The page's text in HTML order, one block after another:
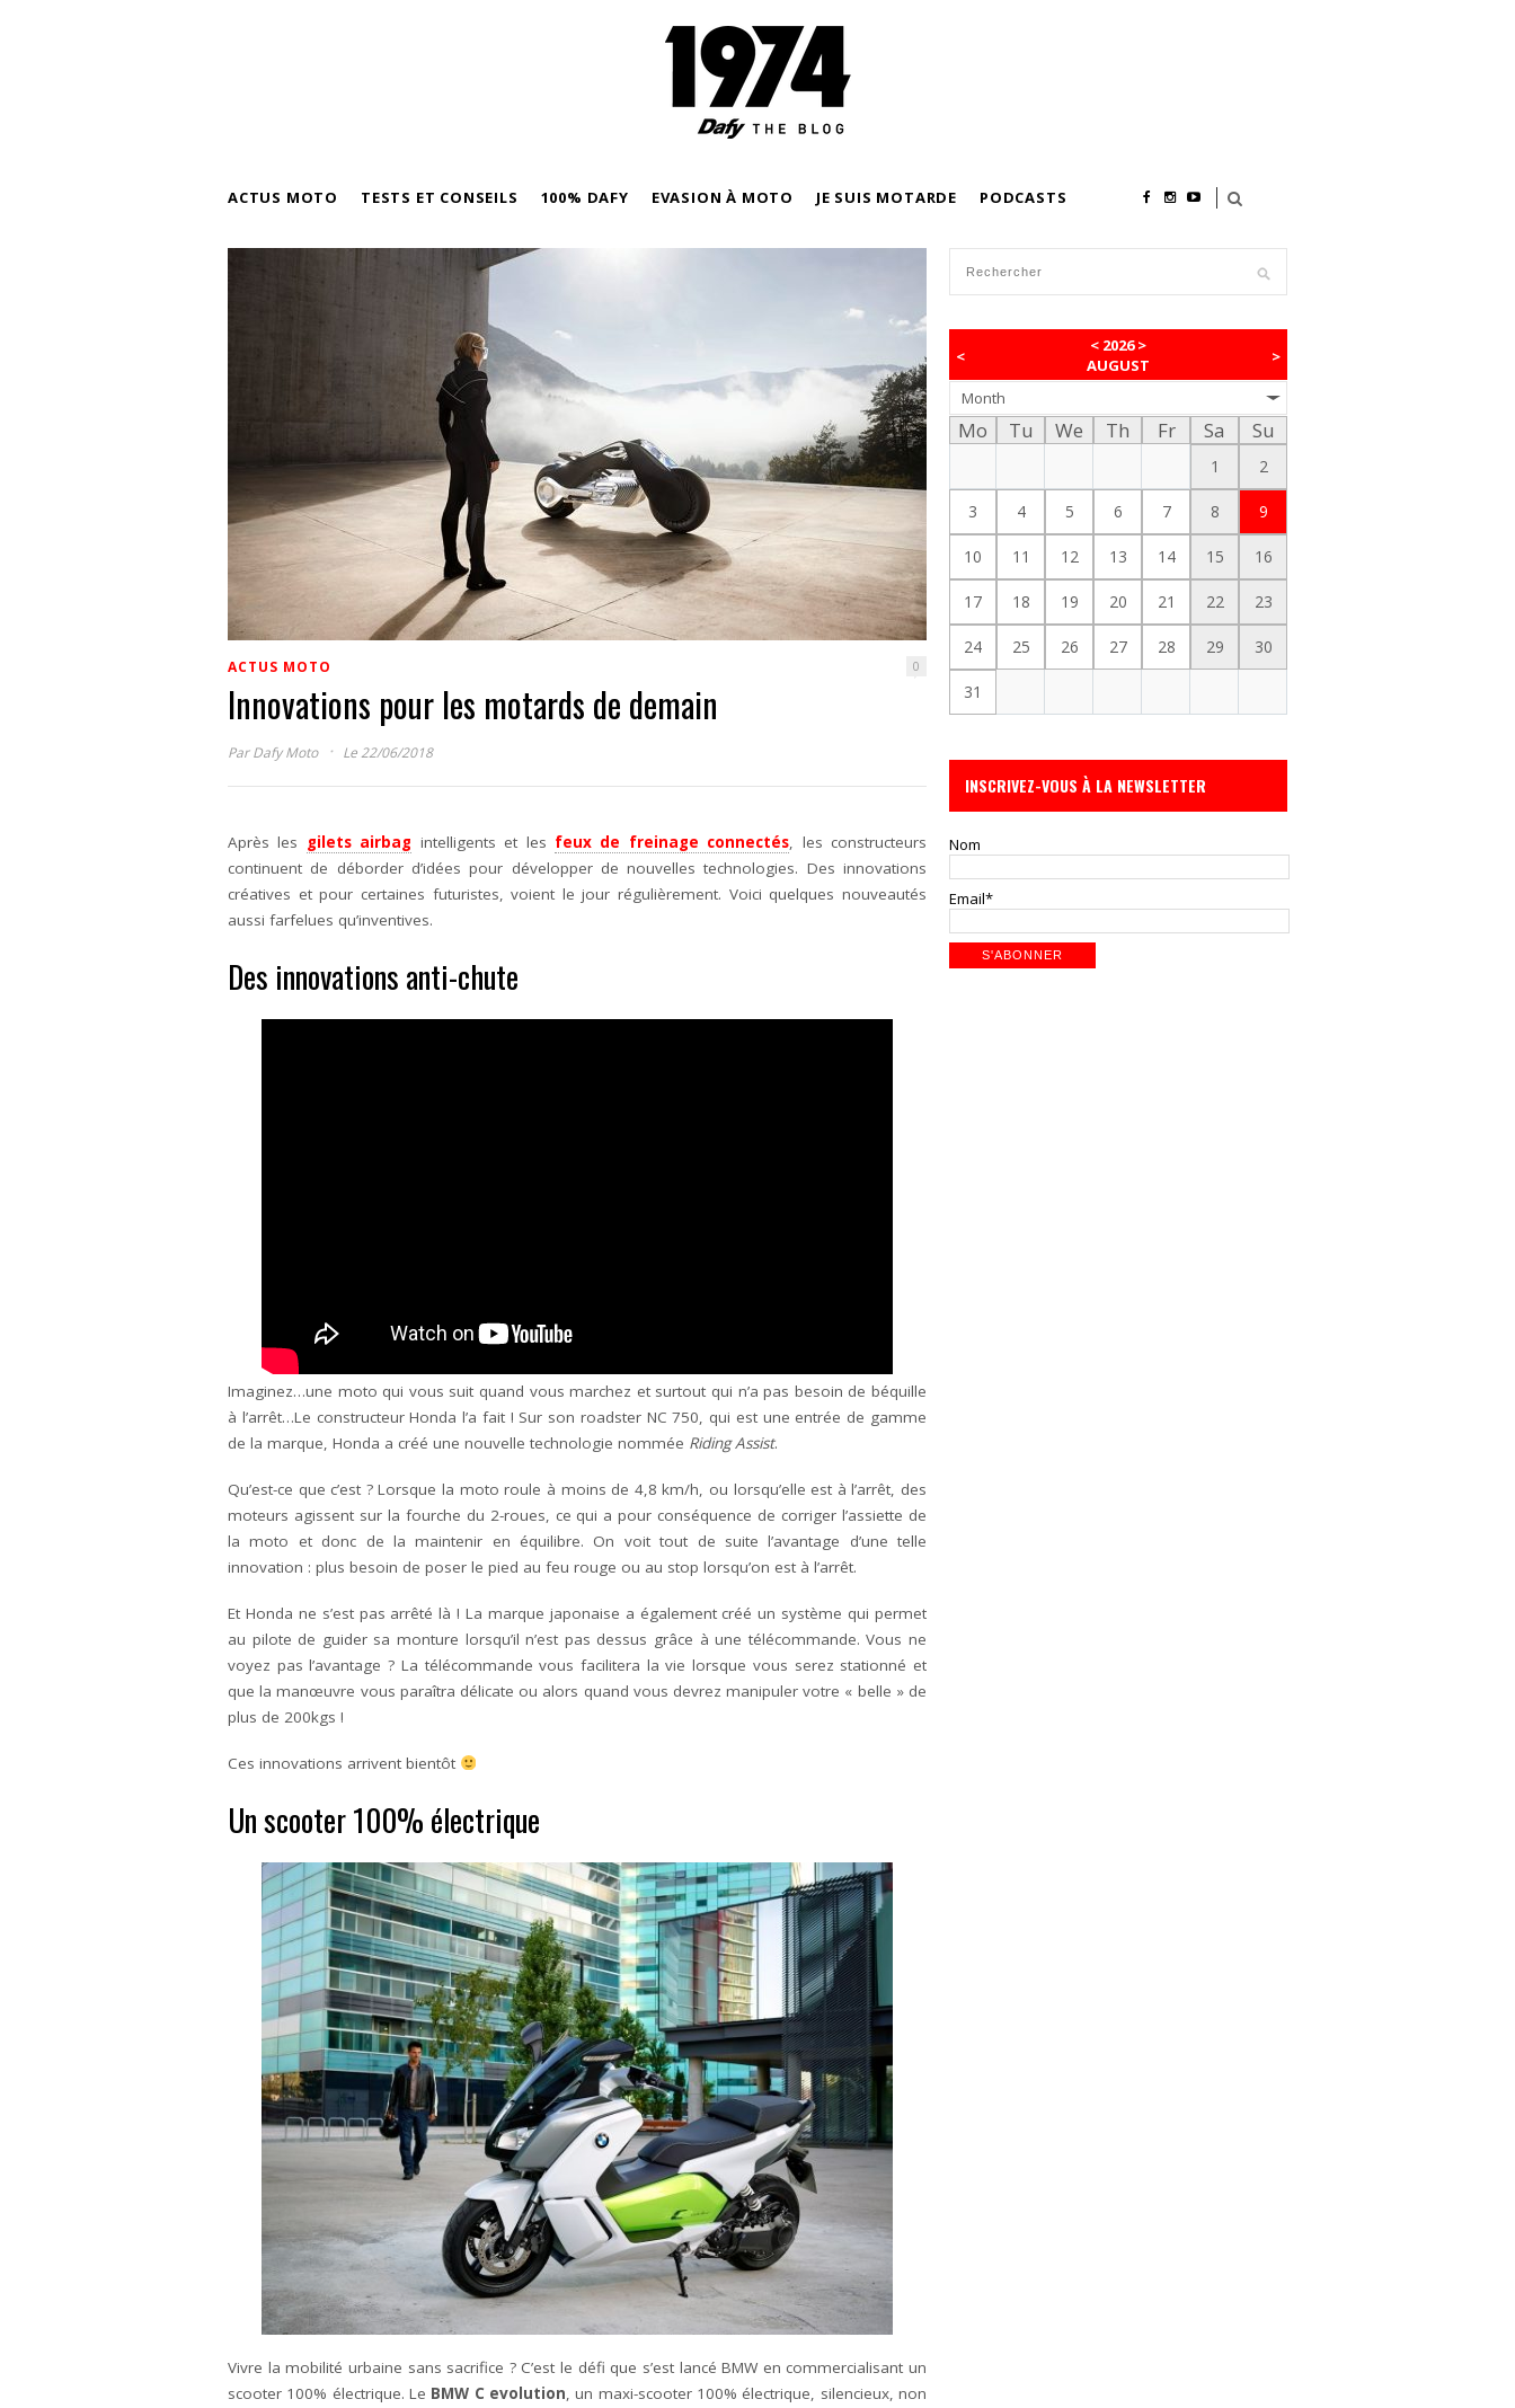
ACTUS MOTO TESTS ET CONSEILS 100% DAFY EVASION À MOTO JE SUIS MOTARDE PODCASTS
ACTUS MOTO 0
Innovations pour les motards de demain
ParDafy Moto · Le 22/06/2018
Après les gilets airbag intelligents et les feux de freinage connectés, les constructeurs
continuent de déborder d’idées pour développer de nouvelles technologies. Des innovations
créatives et pour certaines futuristes, voient le jour régulièrement. Voici quelques nouveautés
aussi farfelues qu’inventives.
Des innovations anti-chute
Imaginez…une moto qui vous suit quand vous marchez et surtout qui n’a pas besoin de béquille
à l’arrêt…Le constructeur Honda l’a fait ! Sur son roadster NC 750, qui est une entrée de gamme
de la marque, Honda a créé une nouvelle technologie nommée Riding Assist.
Qu’est-ce que c’est ? Lorsque la moto roule à moins de 4,8 km/h, ou lorsqu’elle est à l’arrêt, des
moteurs agissent sur la fourche du 2-roues, ce qui a pour conséquence de corriger l’assiette de
la moto et donc de la maintenir en équilibre. On voit tout de suite l’avantage d’une telle
innovation : plus besoin de poser le pied au feu rouge ou au stop lorsqu’on est à l’arrêt.
Et Honda ne s’est pas arrêté là ! La marque japonaise a également créé un système qui permet
au pilote de guider sa monture lorsqu’il n’est pas dessus grâce à une télécommande. Vous ne
voyez pas l’avantage ? La télécommande vous facilitera la vie lorsque vous serez stationné et
que la manœuvre vous paraîtra délicate ou alors quand vous devrez manipuler votre « belle » de
plus de 200kgs !
Ces innovations arrivent bientôt
Un scooter 100% électrique
Vivre la mobilité urbaine sans sacrifice ? C’est le défi que s’est lancé BMW en commercialisant un
scooter 100% électrique. Le BMW C evolution, un maxi-scooter 100% électrique, silencieux, non
<
< 2026>
AUGUST
>
Month
Mo Tu We Th Fr Sa Su
1 2
3 4 5 6 7 8 9
10 11 12 13 14 15 16
17 18 19 20 21 22 23
24 25 26 27 28 29 30
31
INSCRIVEZ-VOUS À LA NEWSLETTER
Nom
Email*